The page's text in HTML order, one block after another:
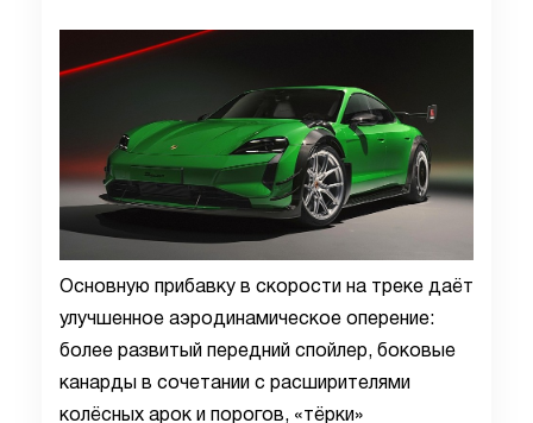
Основную прибавку в скорости на треке даёт
улучшенное аэродинамическое оперение:
более развитый передний спойлер, боковые
канарды в сочетании с расширителями
колёсных арок и порогов, «тёрки»